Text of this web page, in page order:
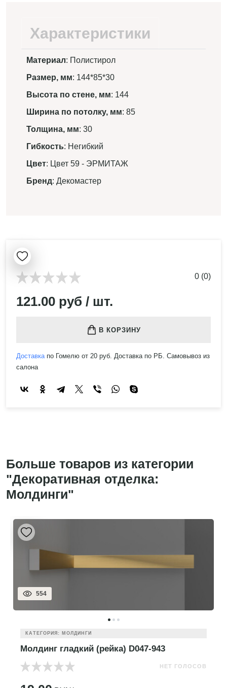
Характеристики
Материал: Полистирол
Размер, мм: 144*85*30
Высота по стене, мм: 144
Ширина по потолку, мм: 85
Толщина, мм: 30
Гибкость: Негибкий
Цвет: Цвет 59 - ЭРМИТАЖ
Бренд: Декомастер
0 (0)
121.00 руб / шт.
В КОРЗИНУ
Доставкапо Гомелю от 20 руб. Доставка по РБ. Самовывоз из
салона
Больше товаров из категории
"Декоративная отделка:
Молдинги"
554
КАТЕГОРИЯ: МОЛДИНГИ
Молдинг гладкий (рейка) D047-943
НЕТ ГОЛОСОВ